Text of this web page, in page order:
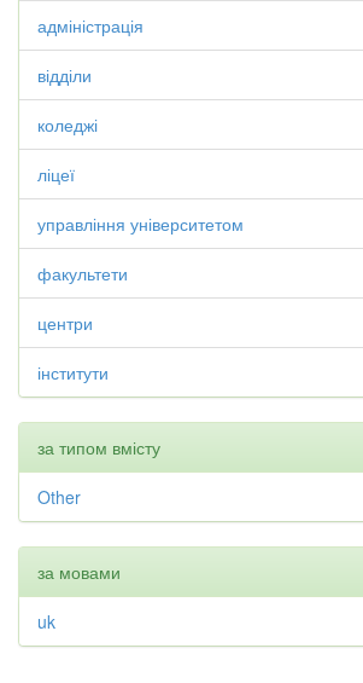
адміністрація
відділи
коледжі
ліцеї
управління університетом
факультети
центри
інститути
за типом вмісту
Other
за мовами
uk